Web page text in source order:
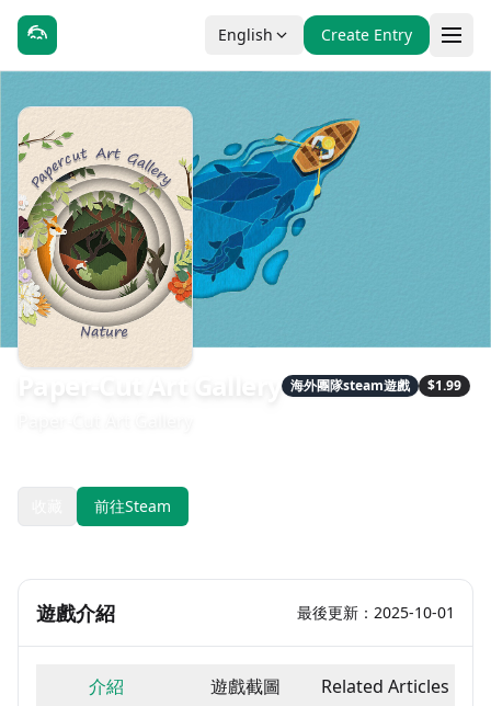
English Create Entry
Paper-Cut Art Gallery 海外團隊steam遊戲 $1.99
前往Steam
遊戲介紹 最後更新：2025-10-01
介紹 遊戲截圖 Related Articles